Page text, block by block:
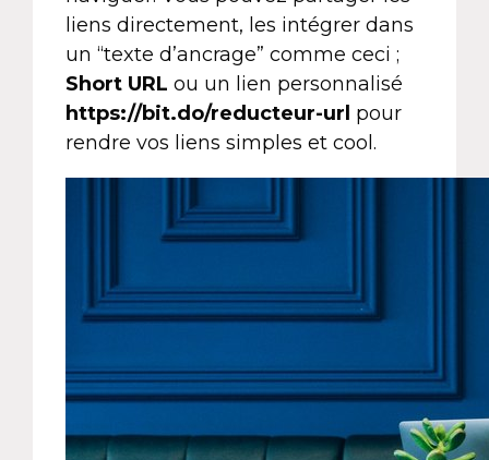
liens directement, les intégrer dans
un “texte d’ancrage” comme ceci ;
Short URL ou un lien personnalisé
https://bit.do/reducteur-url pour
rendre vos liens simples et cool.